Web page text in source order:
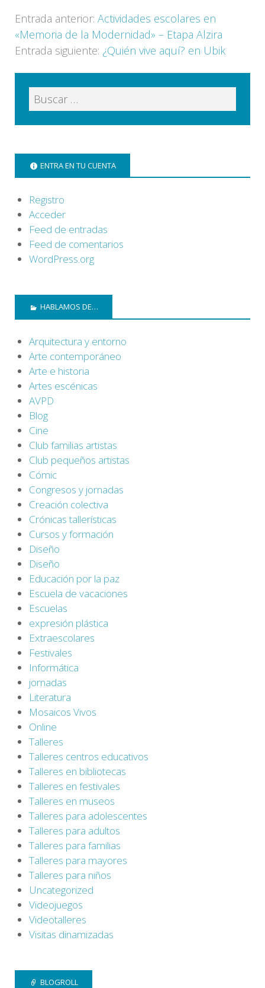
Entrada anterior: Actividades escolares en
«Memoria de la Modernidad» – Etapa Alzira
Entrada siguiente: ¿Quién vive aquí? en Ubik
ENTRA EN TU CUENTA
Registro
Acceder
Feed de entradas
Feed de comentarios
WordPress.org
HABLAMOS DE…
Arquitectura y entorno
Arte contemporáneo
Arte e historia
Artes escénicas
AVPD
Blog
Cine
Club familias artistas
Club pequeños artistas
Cómic
Congresos y jornadas
Creación colectiva
Crónicas tallerísticas
Cursos y formación
Diseño
Diseño
Educación por la paz
Escuela de vacaciones
Escuelas
expresión plástica
Extraescolares
Festivales
Informática
jornadas
Literatura
Mosaicos Vivos
Online
Talleres
Talleres centros educativos
Talleres en bibliotecas
Talleres en festivales
Talleres en museos
Talleres para adolescentes
Talleres para adultos
Talleres para familias
Talleres para mayores
Talleres para niños
Uncategorized
Videojuegos
Videotalleres
Visitas dinamizadas
BLOGROLL